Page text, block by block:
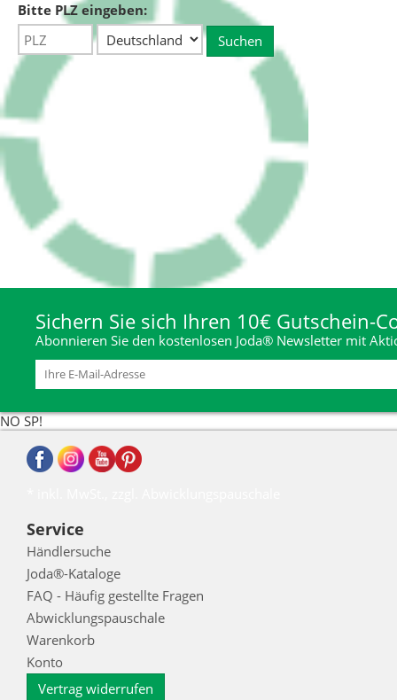
Bitte PLZ eingeben:
Sichern Sie sich Ihren 10€ Gutschein-
Abonnieren Sie den kostenlosen Joda® Newsletter mit
NO SP!
Service
Händlersuche
Joda®-Kataloge
FAQ - Häufig gestellte Fragen
Abwicklungspauschale
Warenkorb
Konto
Vertrag widerrufen